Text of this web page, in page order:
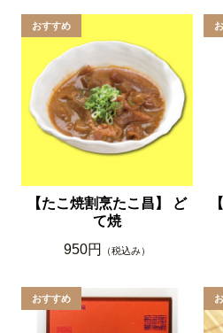
【たこ焼割烹たこ昌】 ど
て焼
950円
（税込み）